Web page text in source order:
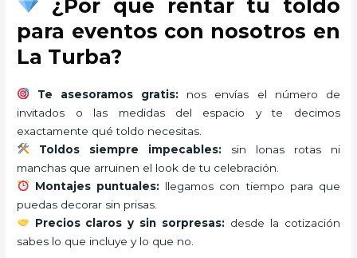
¿Por qué rentar tu toldo
para eventos con nosotros en
La Turba?
Te asesoramos gratis: nos envías el número de
invitados o las medidas del espacio y te decimos
exactamente qué toldo necesitas.
Toldos siempre impecables:sin lonas rotas ni
manchas que arruinen el look de tu celebración.
Montajes puntuales: llegamos con tiempo para que
puedas decorar sin prisas.
Precios claros y sin sorpresas: desde la cotización
sabes lo que incluye y lo que no.